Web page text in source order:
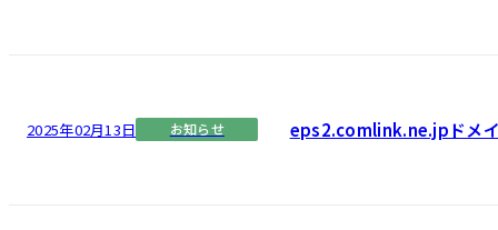
2025年02月13日 お知らせ eps2.comlink.ne.jpドメ